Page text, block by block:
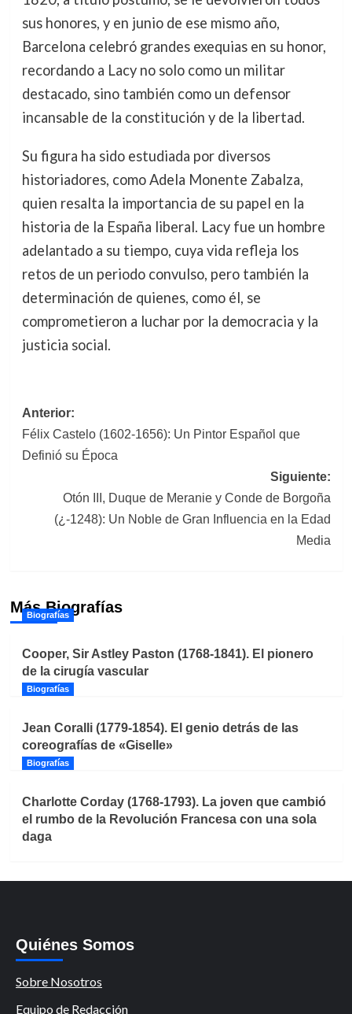
sus honores, y en junio de ese mismo año,
Barcelona celebró grandes exequias en su honor,
recordando a Lacy no solo como un militar
destacado, sino también como un defensor
incansable de la constitución y de la libertad.
Su figura ha sido estudiada por diversos
historiadores, como Adela Monente Zabalza,
quien resalta la importancia de su papel en la
historia de la España liberal. Lacy fue un hombre
adelantado a su tiempo, cuya vida refleja los
retos de un periodo convulso, pero también la
determinación de quienes, como él, se
comprometieron a luchar por la democracia y la
justicia social.
Navegación
de
entradas
Anterior:
Félix Castelo (1602-1656): Un Pintor Español que
Definió su Época
Siguiente:
Otón III, Duque de Meranie y Conde de Borgoña
(¿-1248): Un Noble de Gran Influencia en la Edad
Media
Más Biografías
Biografías
Cooper, Sir Astley Paston (1768-1841). El pionero
de la cirugía vascular
Biografías
Jean Coralli (1779-1854). El genio detrás de las
coreografías de «Giselle»
Biografías
Charlotte Corday (1768-1793). La joven que cambió
el rumbo de la Revolución Francesa con una sola
daga
Quiénes Somos
Sobre Nosotros
Equipo de Redacción